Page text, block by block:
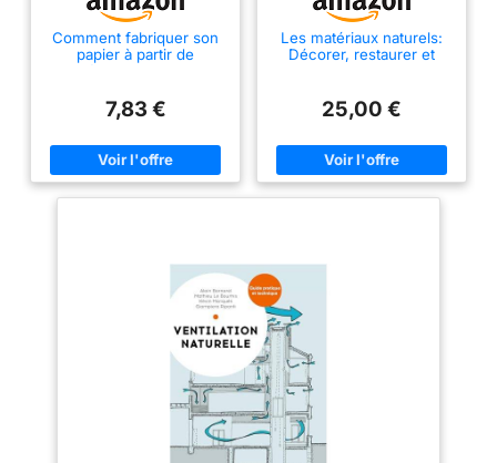
Comment fabriquer son
papier à partir de
7,83 €
Les matériaux naturels:
Décorer, restaurer et
25,00 €